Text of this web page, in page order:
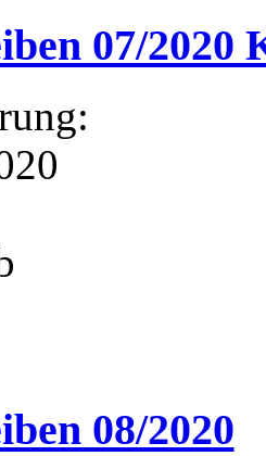
07/2020
08/2020